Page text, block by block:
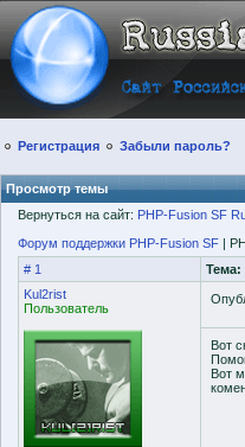
Регистрация Забыли пароль?
Просмотр темы
Вернуться на сайт: PHP-Fusion SF
Форум поддержки PHP-Fusion SF |
# 1
Тема:
Kul2rist
Пользователь
Вот
Вот